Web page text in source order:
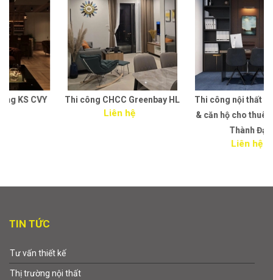
Thi công CHCC Greenbay HL
Thi công nội thất văn phòng
& căn hộ cho thuê - công ty
TIN TỨC
Tư vấn thiết kế
Thị trường nội thất